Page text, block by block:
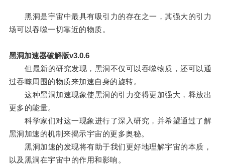
黑洞是宇宙中最具有吸引力的存在之一，其强大的引力
场可以吞噬一切靠近的物质。
黑洞加速器破解版v3.0.6
但最新的研究发现，黑洞不仅可以吞噬物质，还可以通
过吞噬周围的物质来加速自身的旋转。
这种黑洞加速现象使黑洞的引力变得更加强大，释放出
更多的能量。
科学家们对这一现象进行了深入研究，并希望通过了解
黑洞加速的机制来揭示宇宙的更多奥秘。
黑洞加速的发现将有助于我们更好地理解宇宙的本质，
以及黑洞在宇宙中的作用和影响。